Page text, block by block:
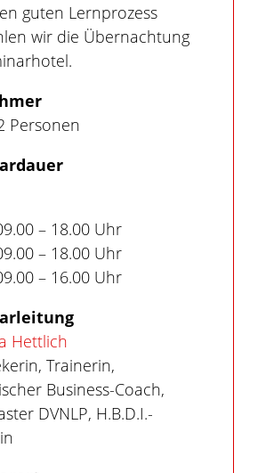
guten Lernprozess
wir die Übernachtung
Personen
– 18.00 Uhr
– 18.00 Uhr
– 16.00 Uhr
Hettlich
Trainerin,
Business-Coach,
DVNLP, H.B.D.I.-